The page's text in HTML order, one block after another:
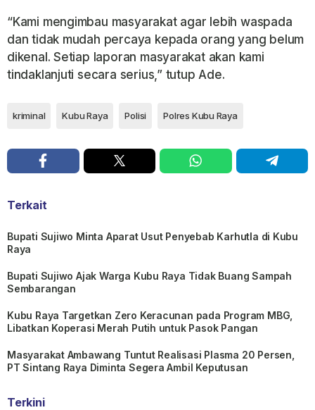
“Kami mengimbau masyarakat agar lebih waspada
dan tidak mudah percaya kepada orang yang belum
dikenal. Setiap laporan masyarakat akan kami
tindaklanjuti secara serius,” tutup Ade.
kriminal Kubu Raya Polisi Polres Kubu Raya
Terkait
Bupati Sujiwo Minta Aparat Usut Penyebab Karhutla di Kubu
Raya
Bupati Sujiwo Ajak Warga Kubu Raya Tidak Buang Sampah
Sembarangan
Kubu Raya Targetkan Zero Keracunan pada Program MBG,
Libatkan Koperasi Merah Putih untuk Pasok Pangan
Masyarakat Ambawang Tuntut Realisasi Plasma 20 Persen,
PT Sintang Raya Diminta Segera Ambil Keputusan
Terkini